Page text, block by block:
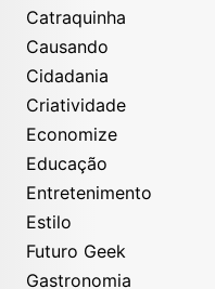
Catraquinha
Causando
Cidadania
Criatividade
Economize
Educação
Entretenimento
Estilo
Futuro Geek
Gastronomia